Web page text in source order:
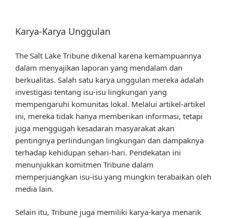
Karya-Karya Unggulan
The Salt Lake Tribune dikenal karena kemampuannya
dalam menyajikan laporan yang mendalam dan
berkualitas. Salah satu karya unggulan mereka adalah
investigasi tentang isu-isu lingkungan yang
mempengaruhi komunitas lokal. Melalui artikel-artikel
ini, mereka tidak hanya memberikan informasi, tetapi
juga menggugah kesadaran masyarakat akan
pentingnya perlindungan lingkungan dan dampaknya
terhadap kehidupan sehari-hari. Pendekatan ini
menunjukkan komitmen Tribune dalam
memperjuangkan isu-isu yang mungkin terabaikan oleh
media lain.
Selain itu, Tribune juga memiliki karya-karya menarik